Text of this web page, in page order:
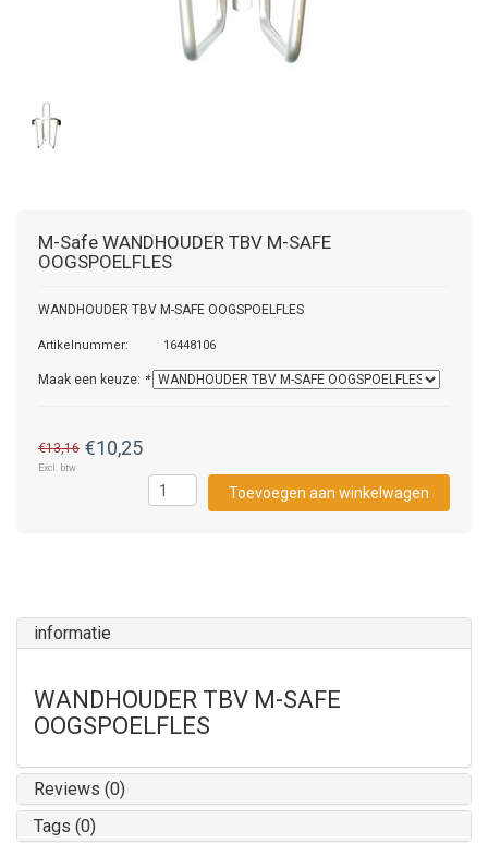
M-Safe WANDHOUDER TBV M-SAFE
OOGSPOELFLES
WANDHOUDER TBV M-SAFE OOGSPOELFLES
Artikelnummer: 16448106
Maak een keuze: *
€13,16 €10,25
Excl. btw
Toevoegen aan winkelwagen
informatie
WANDHOUDER TBV M-SAFE
OOGSPOELFLES
Reviews (0)
Tags (0)